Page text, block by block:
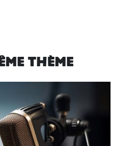
thème